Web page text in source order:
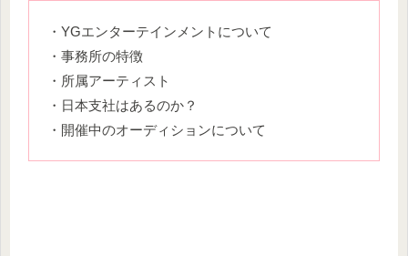
・YGエンターテインメントについて
・事務所の特徴
・所属アーティスト
・日本支社はあるのか？
・開催中のオーディションについて